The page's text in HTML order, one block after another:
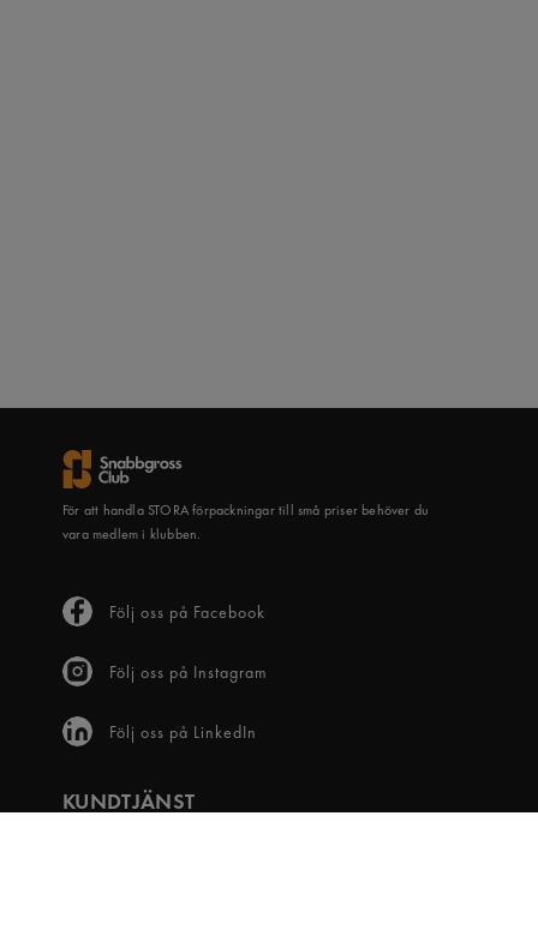
För att handla STORA förpackningar till små priser behöver du
vara medlem i klubben.
Följ oss på Facebook
Följ oss på Instagram
Följ oss på LinkedIn
KUNDTJÄNST